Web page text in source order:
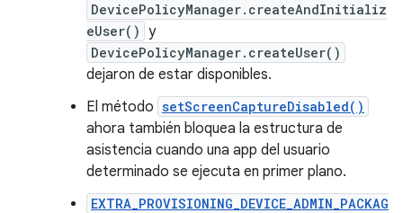
DevicePolicyManager.createAndInitializ
eUser() y
DevicePolicyManager.createUser()
dejaron de estar disponibles.
El método setScreenCaptureDisabled()
ahora también bloquea la estructura de
asistencia cuando una app del usuario
determinado se ejecuta en primer plano.
EXTRA_PROVISIONING_DEVICE_ADMIN_PACKAG